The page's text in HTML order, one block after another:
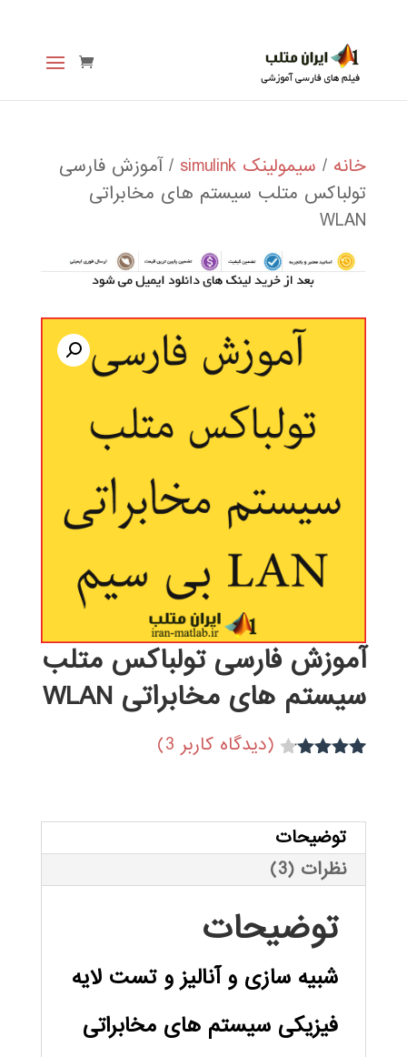
خانه / سیمولینک simulink
/ آموزش فارسی
تولباکس متلب سیستم های مخابراتی
WLAN
آموزش فارسی تولباکس متلب
سیستم های مخابراتی WLAN
مشتری
(دیدگاه کاربر 3
)
توضیحات
نظرات (3)
توضیحات
شبیه سازی و آنالیز و تست لایه
فیزیکی سیستم های مخابراتی